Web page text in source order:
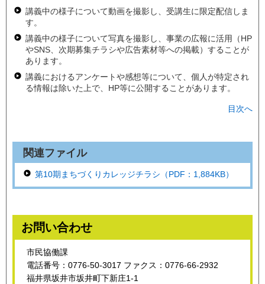
講義中の様子について動画を撮影し、受講生に限定配信しま
す。
講義中の様子について写真を撮影し、事業の広報に活用（HP
やSNS、次期募集チラシや広告素材等への掲載）することが
あります。
講義におけるアンケートや感想等について、個人が特定され
る情報は除いた上で、HP等に公開することがあります。
目次へ
関連ファイル
第10期まちづくりカレッジチラシ（PDF：1,884KB）
お問い合わせ
市民協働課
電話番号：0776-50-3017 ファクス：0776-66-2932
福井県坂井市坂井町下新庄1-1